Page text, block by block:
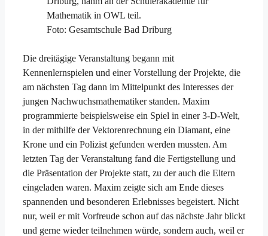
Mathematik in OWL teil.
Foto: Gesamtschule Bad Driburg
Die dreitägige Veranstaltung begann mit
Kennenlernspielen und einer Vorstellung der Projekte, die
am nächsten Tag dann im Mittelpunkt des Interesses der
jungen Nachwuchsmathematiker standen. Maxim
programmierte beispielsweise ein Spiel in einer 3-D-Welt,
in der mithilfe der Vektorenrechnung ein Diamant, eine
Krone und ein Polizist gefunden werden mussten. Am
letzten Tag der Veranstaltung fand die Fertigstellung und
die Präsentation der Projekte statt, zu der auch die Eltern
eingeladen waren. Maxim zeigte sich am Ende dieses
spannenden und besonderen Erlebnisses begeistert. Nicht
nur, weil er mit Vorfreude schon auf das nächste Jahr blickt
und gerne wieder teilnehmen würde, sondern auch, weil er